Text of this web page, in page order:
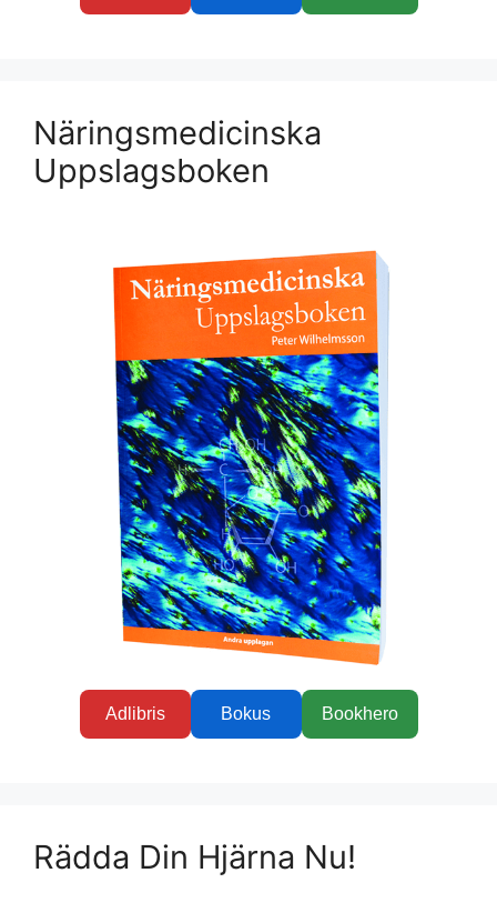
Näringsmedicinska
Uppslagsboken
Adlibris Bokus Bookhero
Rädda Din Hjärna Nu!